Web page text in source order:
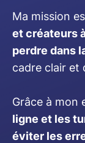
Ma mission
et créateurs
perdre dans
cadre clair et
Grâce à mon
ligne et les
éviter les